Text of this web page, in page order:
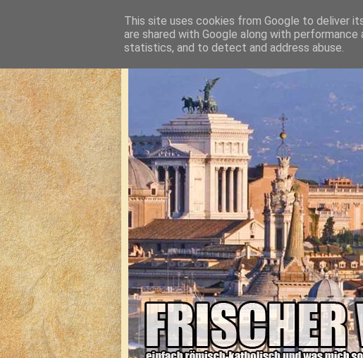
This site uses cookies from Google to deliver
are shared with Google along with
statistics, and to detect and address abuse.